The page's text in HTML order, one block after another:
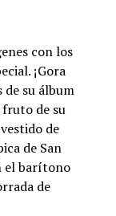
con los
¡Gora
su álbum
fruto de su
de
de San
el barítono
de